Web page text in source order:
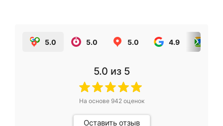
5.0 5.0 5.0 4.9
5.0 из 5
На основе 942оценок
Оставить отзыв